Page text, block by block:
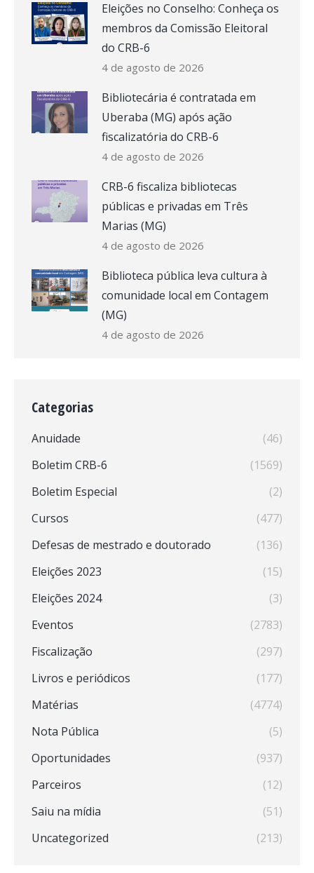
Eleições no Conselho: Conheça os
membros da Comissão Eleitoral
do CRB-6
4 de agosto de 2026
Bibliotecária é contratada em
Uberaba (MG) após ação
fiscalizatória do CRB-6
4 de agosto de 2026
CRB-6 fiscaliza bibliotecas
públicas e privadas em Três
Marias (MG)
4 de agosto de 2026
Biblioteca pública leva cultura à
comunidade local em Contagem
(MG)
4 de agosto de 2026
Categorias
Anuidade
(46)
Boletim CRB-6
(1569)
Boletim Especial
(2)
Cursos
(477)
Defesas de mestrado e doutorado
(136)
Eleições 2023
(15)
Eleições 2024
(3)
Eventos
(2783)
Fiscalização
(297)
Livros e periódicos
(177)
Matérias
(4774)
Nota Pública
(5)
Oportunidades
(937)
Parceiros
(12)
Saiu na mídia
(51)
Uncategorized
(213)